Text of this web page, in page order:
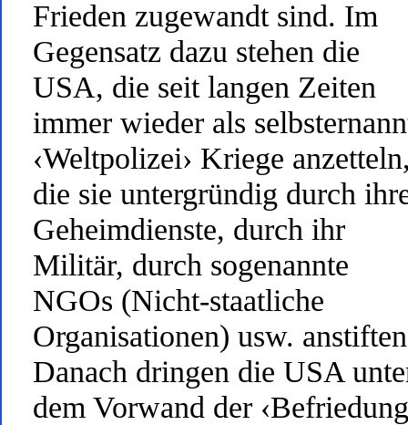
Frieden zugewandt sind. Im
Gegensatz dazu stehen die
USA, die seit langen Zeiten
immer wieder als
‹Weltpolizei› Kriege
die sie untergründig durch
Geheimdienste, durch ihr
Militär, durch sogenannte
NGOs (Nicht-staatliche
Organisationen) usw.
Danach dringen die USA
dem Vorwand der